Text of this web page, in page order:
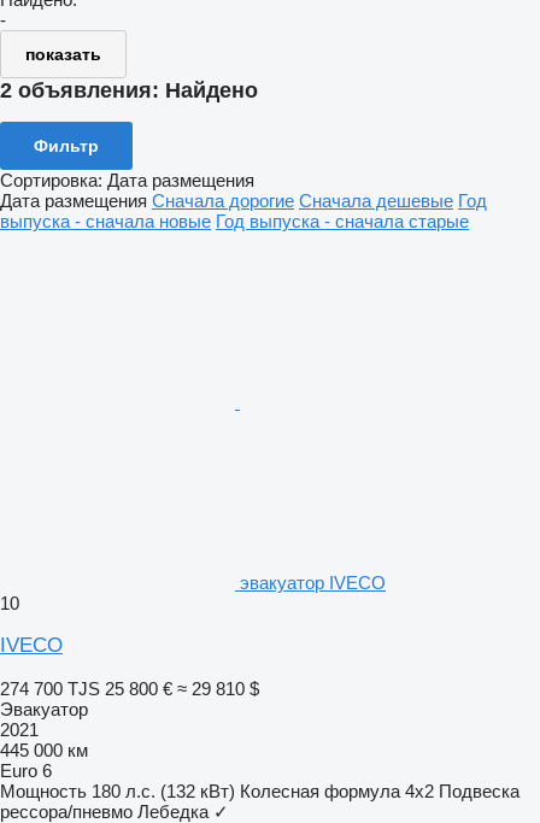
-
показать
2 объявления: Найдено
Фильтр
Сортировка: Дата размещения
Дата размещения Сначала дорогие Сначала дешевые Год
выпуска - сначала новые Год выпуска - сначала старые
эвакуатор IVECO
10
IVECO
274 700 TJS 25 800 € ≈ 29 810 $
Эвакуатор
2021
445 000 км
Euro 6
Мощность 180 л.с. (132 кВт) Колесная формула 4x2 Подвеска
рессора/пневмо Лебедка ✓